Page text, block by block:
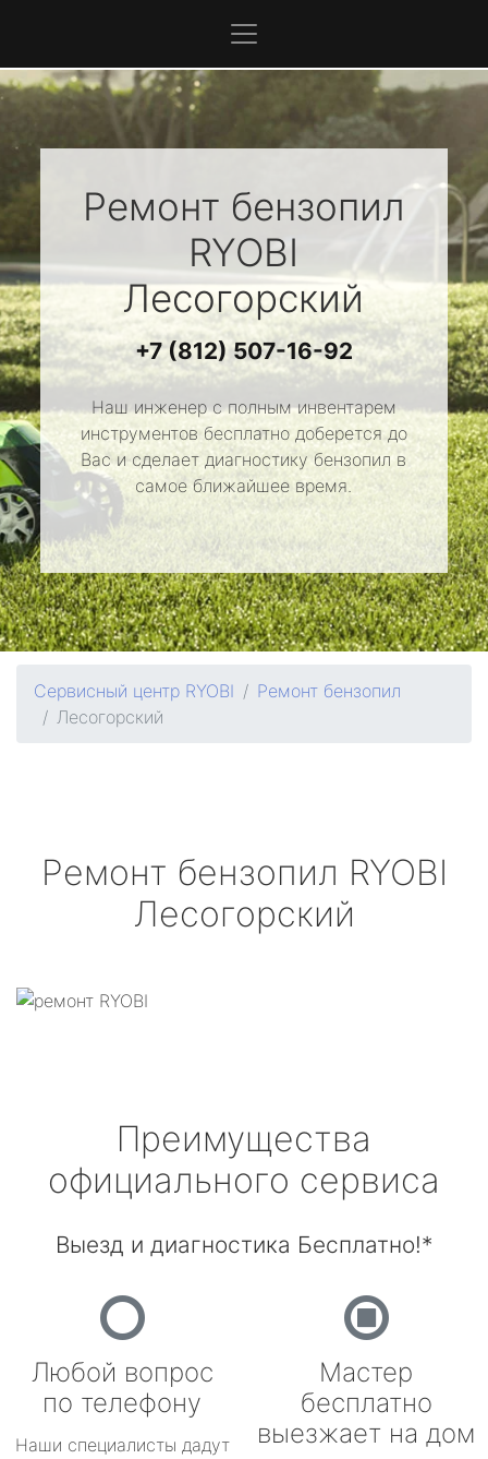
Ремонт бензопил
RYOBI
Лесогорский
+7 (812) 507-16-92
Наш инженер с полным инвентарем
инструментов бесплатно доберется до
Вас и сделает диагностику бензопил в
самое ближайшее время.
Сервисный центр RYOBI
Ремонт бензопил
Лесогорский
Ремонт бензопил RYOBI
Лесогорский
Преимущества
официального сервиса
Выезд и диагностика Бесплатно!*
Любой вопрос
по телефону
Наши специалисты дадут
Мастер
бесплатно
выезжает на дом